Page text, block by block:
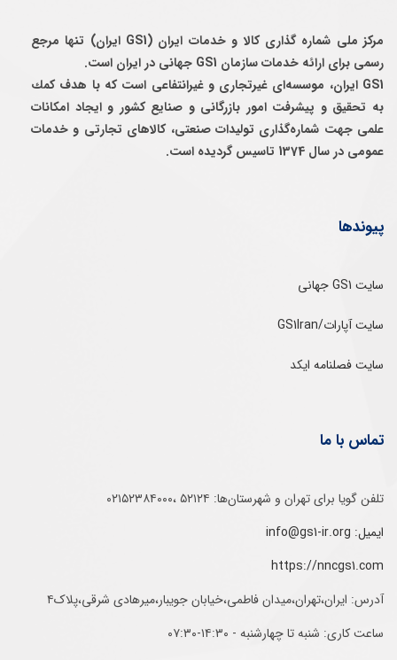
مرکز ملی شماره گذاری کالا و خدمات ایران (GS1 ایران) تنها مرجع
رسمی برای ارائه خدمات سازمان GS1 جهانی در ایران است.
GS1 ایران، موسسه‌ای غيرتجاری و غيرانتفاعی است كه با هدف كمك
به تحقيق و پيشرفت امور بازرگانی و صنايع كشور و ايجاد امكانات
علمی جهت شماره‌گذاری توليدات صنعتی، كالاهای تجارتی و خدمات
عمومی در سال 1374 تاسيس گرديده است.
پیوندها
سایت GS1 جهانی
سایت آپارات/GS1Iran
سایت فصلنامه ایکد
تماس با ما
تلفن‌ گویا برای‌ تهران‌‌ و‌ شهرستان‌ها:‌ ۵۲۱۲۴ ،۰۲۱۵۲۳۸۴۰۰۰
ایمیل: info@gs1-ir.org
https://nncgs1.com
آدرس: ایران،تهران،میدان فاطمی،خیابان جویبار،میرهادی شرقی،پلاک۴
ساعت کاری: شنبه تا چهارشنبه - ۱۴:۳۰-۰۷:۳۰